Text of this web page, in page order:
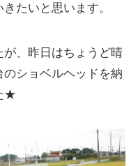
たいと思います。
、昨日はちょうど晴
ショベルヘッドを納
★